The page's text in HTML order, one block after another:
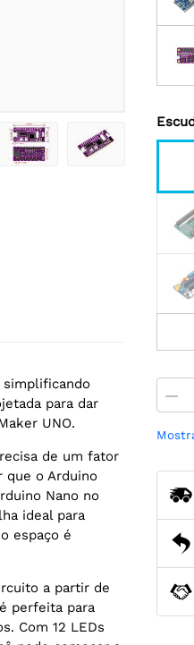
simplificando
para dar
UNO.
de um fator
que o Arduino
Nano no
ideal para
espaço é
a partir de
perfeita para
Com 12 LEDs